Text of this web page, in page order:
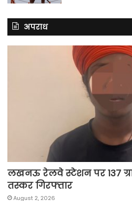
अपराध
लखनऊ रेलवे स्टेशन पर 137
तस्कर गिरफ्तार
August 2, 2026